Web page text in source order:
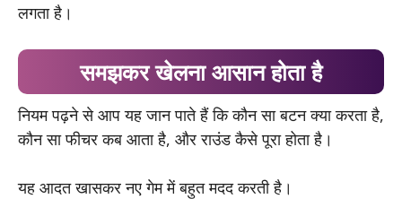
लगता है।
समझकर खेलना आसान होता है
नियम पढ़ने से आप यह जान पाते हैं कि कौन सा बटन क्या करता है,
कौन सा फीचर कब आता है, और राउंड कैसे पूरा होता है।
यह आदत खासकर नए गेम में बहुत मदद करती है।